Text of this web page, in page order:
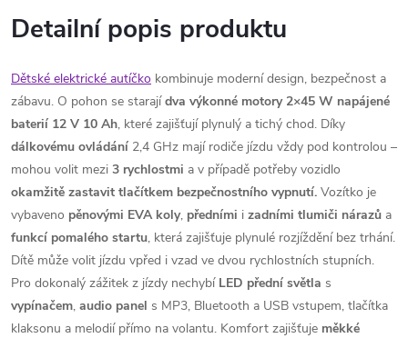
Detailní popis produktu
Dětské elektrické autíčko kombinuje moderní design, bezpečnost a
zábavu. O pohon se starajídva výkonné motory 2×45 W napájené
baterií 12 V 10 Ah, které zajišťují plynulý a tichý chod. Díky
dálkovému ovládání 2,4 GHz mají rodiče jízdu vždy pod kontrolou –
mohou volit mezi 3 rychlostmi a v případě potřeby vozidlo
okamžitě zastavit tlačítkem bezpečnostního vypnutí. Vozítko je
vybaveno pěnovými EVA koly, předními i zadními tlumiči nárazů a
funkcí pomalého startu, která zajišťuje plynulé rozjíždění bez trhání.
Dítě může volit jízdu vpřed i vzad ve dvou rychlostních stupních.
Pro dokonalý zážitek z jízdy nechybí LED přední světla s
vypínačem, audio panel s MP3, Bluetooth a USB vstupem, tlačítka
klaksonu a melodií přímo na volantu. Komfort zajišťuje měkké